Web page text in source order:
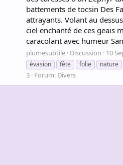
battements de tocsin Des
attrayants. Volant au
ciel enchanté de ces geais
caracolant avec humeur
plumesubtile Discussion 10
évasion
fête folie nature
3 Forum: Divers